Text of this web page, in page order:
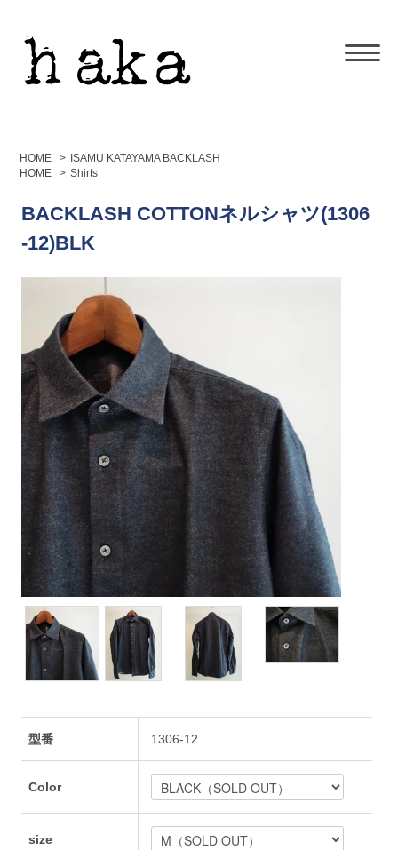
HOME > ISAMU KATAYAMA BACKLASH
HOME
> Shirts
BACKLASH COTTONネルシャツ(1306
-12)BLK
型番 1306-12
Color
size